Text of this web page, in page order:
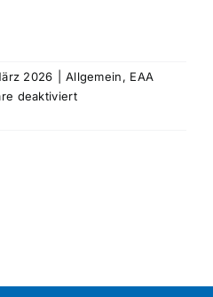
2026 Allgemein, EAA
deaktiviertfür